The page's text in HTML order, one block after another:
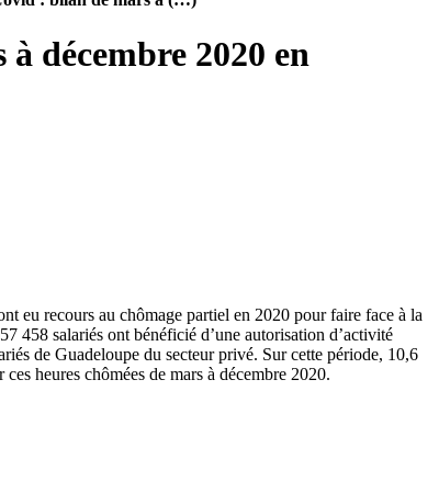
décembre 2020 en
eu recours au chômage partiel en 2020 pour faire face à la
458 salariés ont bénéficié d’une autorisation d’activité
de Guadeloupe du secteur privé. Sur cette période, 10,6
heures chômées de mars à décembre 2020.